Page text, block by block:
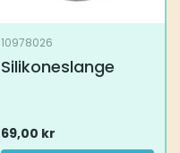
10978026
Silikoneslange
69,00 kr